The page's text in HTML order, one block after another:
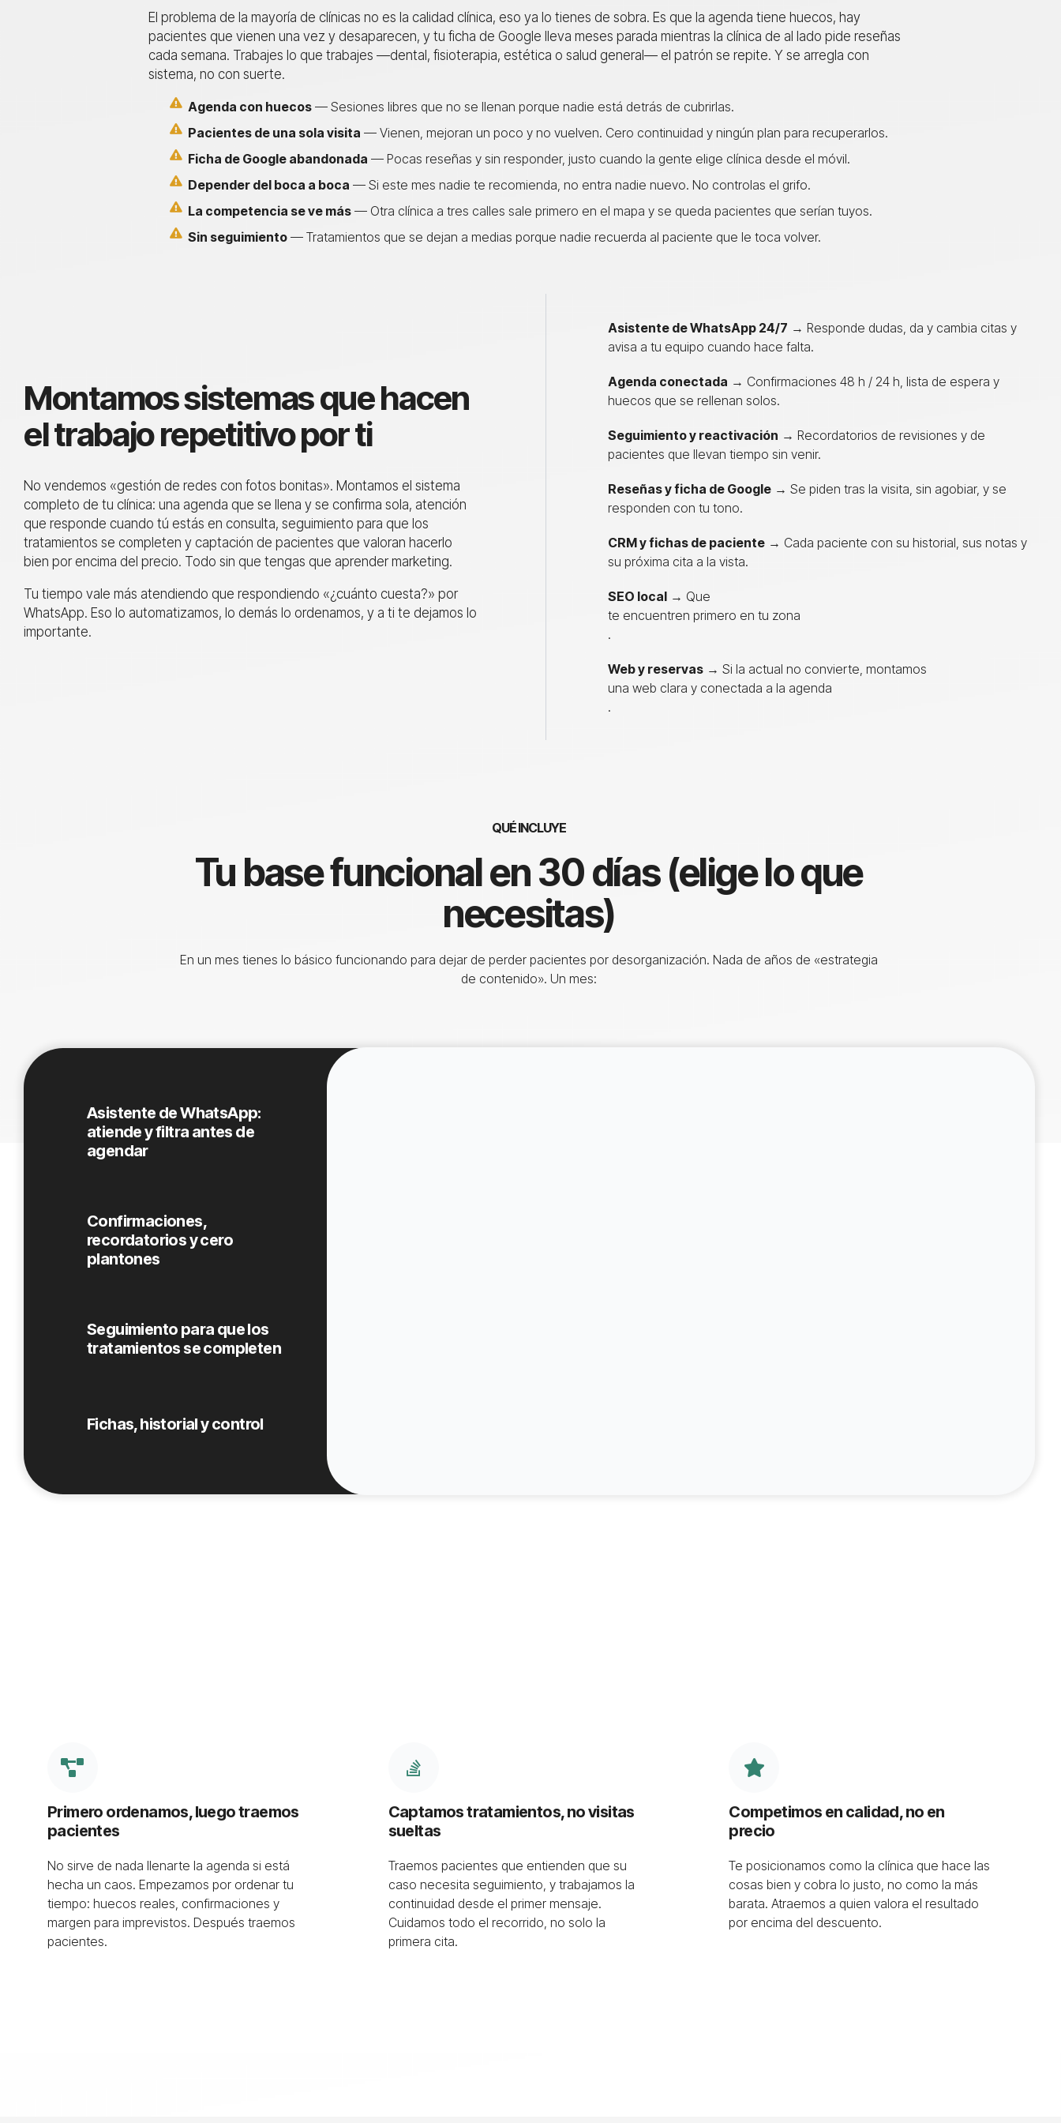
El problema de la mayoría de clínicas no es la calidad clínica, eso ya lo tienes de sobra. Es que la agenda tiene huecos, hay
pacientes que vienen una vez y desaparecen, y tu ficha de Google lleva meses parada mientras la clínica de al lado pide reseñas
cada semana. Trabajes lo que trabajes —dental , fisioterapia, estética o salud general— el patrón se repite. Y se arregla con
sistema, no con suerte.
Agenda con huecos— Sesiones libres que no se llenan porque nadie está detrás de cubrirlas.
Pacientes de una sola visita — Vienen, mejoran un poco y no vuelven. Cero continuidad y ningún plan para recuperarlos.
Ficha de Google abandonada — Pocas reseñas y sin responder, justo cuando la gente elige clínica desde el móvil.
Depender del boca a boca — Si este mes nadie te recomienda, no entra nadie nuevo. No controlas el grifo.
La competencia se ve más— Otra clínica a tres calles sale primero en el mapa y se queda pacientes que serían tuyos.
Sin seguimiento— Tratamientos que se dejan a medias porque nadie recuerda al paciente que le toca volver.
Montamos sistemas que hacen
el trabajo repetitivo por ti
No vendemos «gestión de redes con fotos bonitas». Montamos el sistema
completo de tu clínica: una agenda que se llena y se confirma sola, atención
que responde cuando tú estás en consulta, seguimiento para que los
tratamientos se completen y captación de pacientes que valoran hacerlo
bien por encima del precio. Todo sin que tengas que aprender marketing.
Tu tiempo vale más atendiendo que respondiendo «¿cuánto cuesta?» por
WhatsApp. Eso lo automatizamos, lo demás lo ordenamos, y a ti te dejamos lo
importante.
Asistente de WhatsApp 24/7 → Responde dudas, da y cambia citas y
avisa a tu equipo cuando hace falta.
Agenda conectada → Confirmaciones 48 h / 24 h, lista de espera y
huecos que se rellenan solos.
Seguimiento y reactivación → Recordatorios de revisiones y de
pacientes que llevan tiempo sin venir.
Reseñas y ficha de Google→ Se piden tras la visita, sin agobiar, y se
responden con tu tono.
CRM y fichas de paciente→ Cada paciente con su historial, sus notas y
su próxima cita a la vista.
SEO local→ Que
te encuentren primero en tu zona
.
Web y reservas→ Si la actual no convierte, montamos
una web clara y conectada a la agenda
.
QUÉ INCLUYE
Tu base funcional en 30 días (elige lo que
necesitas)
En un mes tienes lo básico funcionando para dejar de perder pacientes por desorganización. Nada de años de «estrategia
de contenido». Un mes:
Asistente de WhatsApp:
atiende y filtra antes de
agendar
Confirmaciones,
recordatorios y cero
plantones
Seguimiento para que los
tratamientos se completen
Fichas, historial y control
Primero ordenamos, luego traemos
pacientes
No sirve de nada llenarte la agenda si está
hecha un caos. Empezamos por ordenar tu
tiempo: huecos reales, confirmaciones y
margen para imprevistos. Después traemos
pacientes.
Captamos tratamientos, no visitas
sueltas
Traemos pacientes que entienden que su
caso necesita seguimiento, y trabajamos la
continuidad desde el primer mensaje.
Cuidamos todo el recorrido, no solo la
primera cita.
Competimos en calidad, no en
precio
Te posicionamos como la clínica que hace las
cosas bien y cobra lo justo, no como la más
barata. Atraemos a quien valora el resultado
por encima del descuento.